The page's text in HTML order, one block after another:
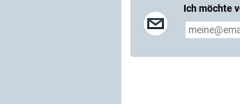
Ich möchte